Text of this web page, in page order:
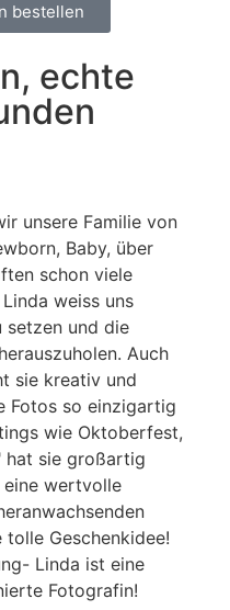
bestellen
echte
unsere Familie von
Baby, über
schon viele
weiss uns
setzen und die
Auch
sie kreativ und
Fotos so einzigartig
wie Oktoberfest,
sie großartig
eine wertvolle
Geschenkidee!
Linda ist eine
Fotografin!